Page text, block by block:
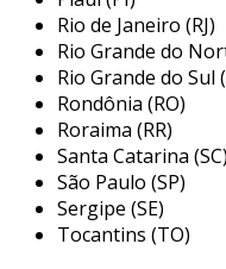
processos de
de fluidos,
sistema de
geração de
usinas elétricas
e motores,
eficaz de energia.
mineração:
Rio de Janeiro (RJ)
Rio Grande do
Rio Grande do Sul
Rondônia (RO)
Roraima (RR)
Santa Catarina (SC)
São Paulo (SP)
Sergipe (SE)
Tocantins (TO)